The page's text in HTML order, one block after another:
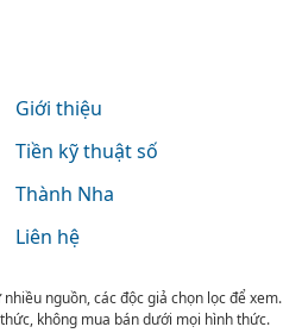
Giới thiệu
Tiền kỹ thuật số
Thành Nha
Liên hệ
nguồn, các độc giả chọn lọc để xem.
không mua bán dưới mọi hình thức.